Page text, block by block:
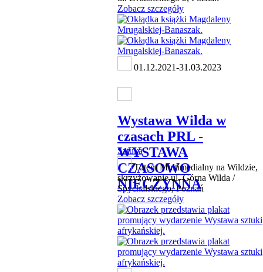
Zobacz szczegóły
01.12.2021-31.03.2023
Wystawa Wilda w
czasach PRL -
WYSTAWA
CZASOWO
NIECZYNNA
Sztuka
Totem Multimedialny na Wildzie,
skrzyżowanie ul. Górna Wilda /
Spychalskiego, Poznań
Zobacz szczegóły